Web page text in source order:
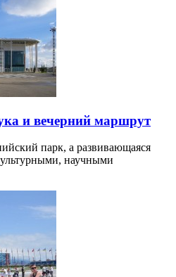
и вечерний маршрут
парк, а развивающаяся
научными